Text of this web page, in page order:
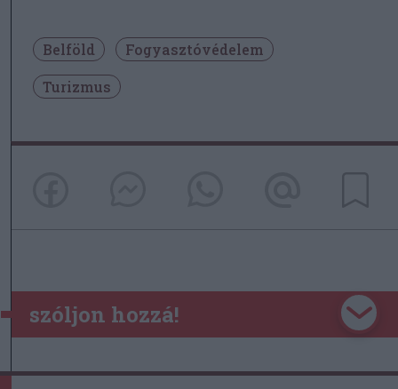
Belföld
Fogyasztóvédelem
Turizmus
szóljon hozzá!